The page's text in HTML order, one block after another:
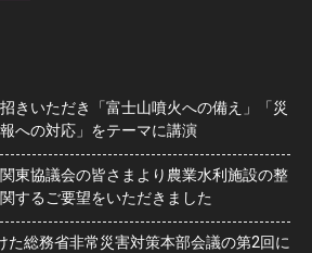
きいただき「富士山噴火への備え」「災
への対応」をテーマに講演
東協議会の皆さまより農業水利施設の整
するご要望をいただきました
た総務省非常災害対策本部会議の第2回に